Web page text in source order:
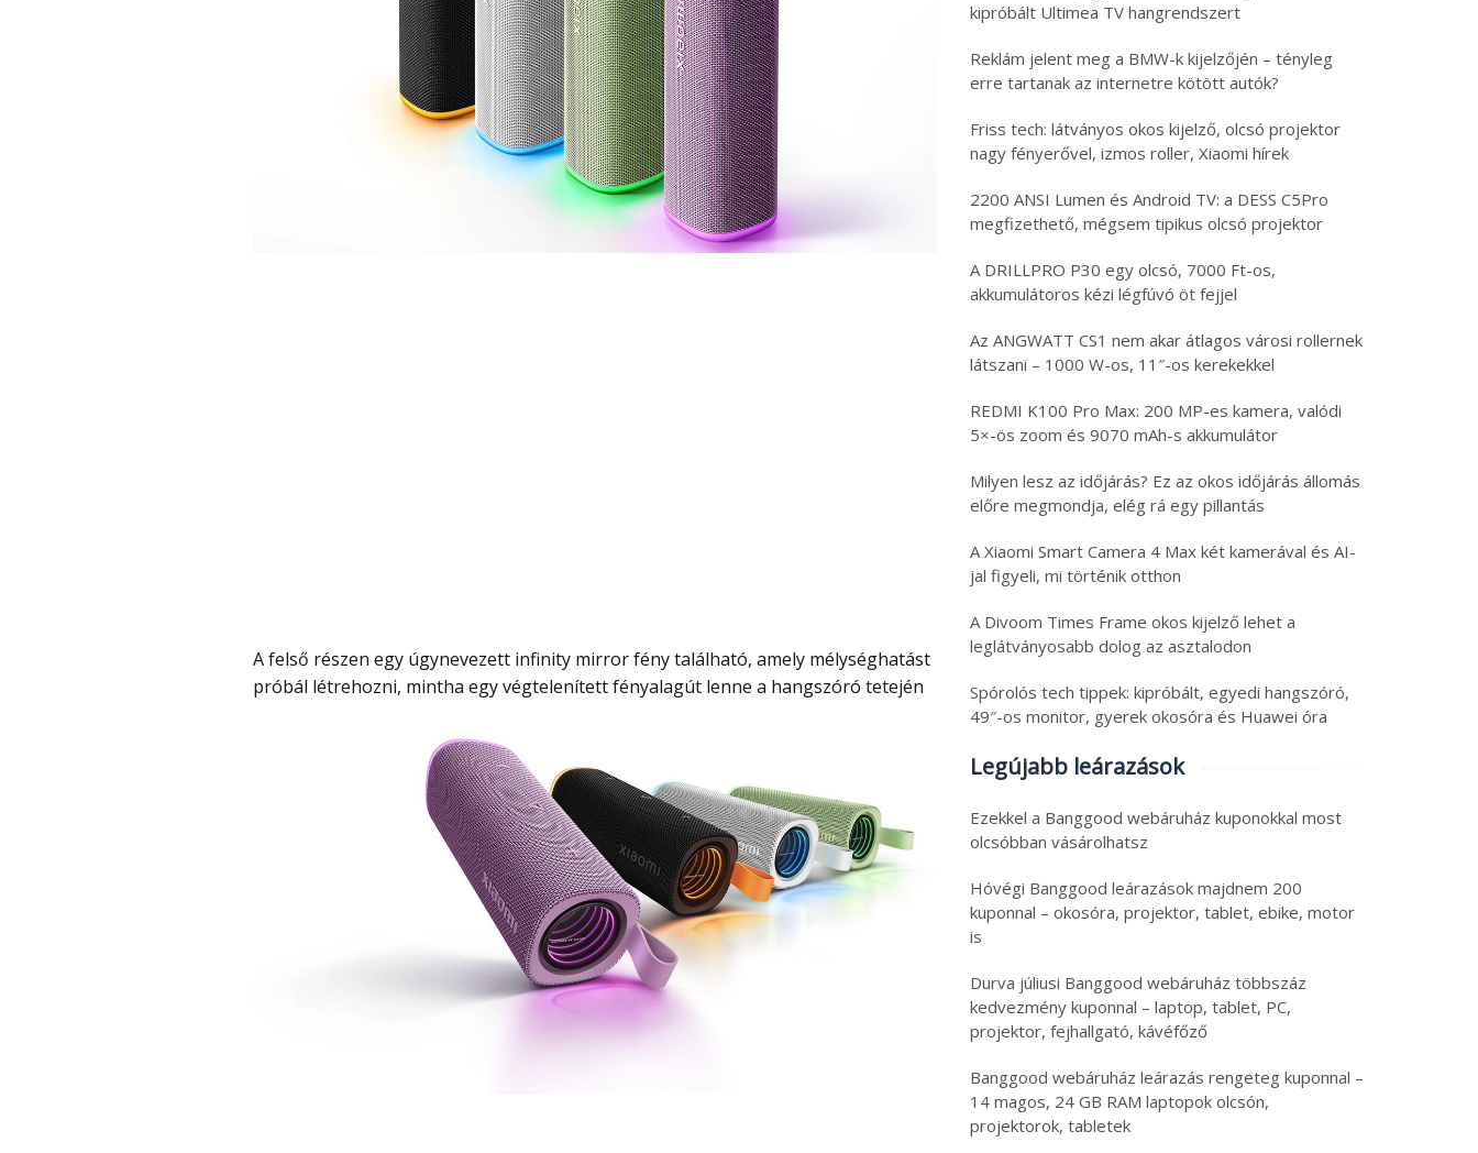
A felső részen egy úgynevezett infinity mirror fény található, amely mélységhatást
próbál létrehozni, mintha egy végtelenített fényalagút lenne a hangszóró tetején
kipróbált Ultimea TV hangrendszert
Reklám jelent meg a BMW-k kijelzőjén – tényleg
erre tartanak az internetre kötött autók?
Friss tech: látványos okos kijelző, olcsó projektor
nagy fényerővel, izmos roller, Xiaomi hírek
2200 ANSI Lumen és Android TV: a DESS C5Pro
megfizethető, mégsem tipikus olcsó projektor
A DRILLPRO P30 egy olcsó, 7000 Ft-os,
akkumulátoros kézi légfúvó öt fejjel
Az ANGWATT CS1 nem akar átlagos városi rollernek
látszani – 1000 W-os, 11″-os kerekekkel
REDMI K100 Pro Max: 200 MP-es kamera, valódi
5×-ös zoom és 9070 mAh-s akkumulátor
Milyen lesz az időjárás? Ez az okos időjárás állomás
előre megmondja, elég rá egy pillantás
A Xiaomi Smart Camera 4 Max két kamerával és AI-
jal figyeli, mi történik otthon
A Divoom Times Frame okos kijelző lehet a
leglátványosabb dolog az asztalodon
Spórolós tech tippek: kipróbált, egyedi hangszóró,
49″-os monitor, gyerek okosóra és Huawei óra
Legújabb leárazások
Ezekkel a Banggood webáruház kuponokkal most
olcsóbban vásárolhatsz
Hóvégi Banggood leárazások majdnem 200
kuponnal – okosóra, projektor, tablet, ebike, motor
is
Durva júliusi Banggood webáruház többszáz
kedvezmény kuponnal – laptop, tablet, PC,
projektor, fejhallgató, kávéfőző
Banggood webáruház leárazás rengeteg kuponnal –
14 magos, 24 GB RAM laptopok olcsón,
projektorok, tabletek